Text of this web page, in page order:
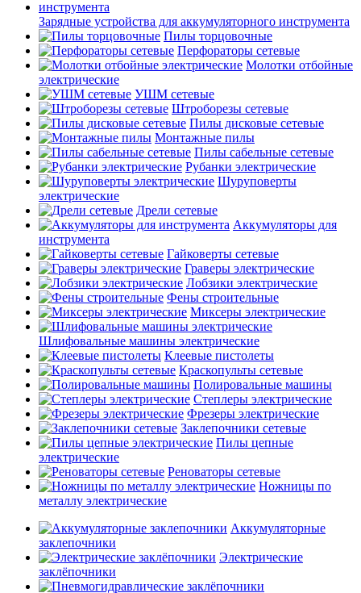
Зарядные устройства для аккумуляторного инструмента
Пилы торцовочные
Перфораторы сетевые
Молотки отбойные
электрические
УШМ сетевые
Штроборезы сетевые
Пилы дисковые сетевые
Монтажные пилы
Пилы сабельные сетевые
Рубанки электрические
Шуруповерты
электрические
Дрели сетевые
Аккумуляторы для
инструмента
Гайковерты сетевые
Граверы электрические
Лобзики электрические
Фены строительные
Миксеры электрические
Шлифовальные машины электрические
Клеевые пистолеты
Краскопульты сетевые
Полировальные машины
Степлеры электрические
Фрезеры электрические
Заклепочники сетевые
Пилы цепные
электрические
Реноваторы сетевые
Ножницы по
металлу электрические
Аккумуляторные
заклепочники
Электрические
заклёпочники